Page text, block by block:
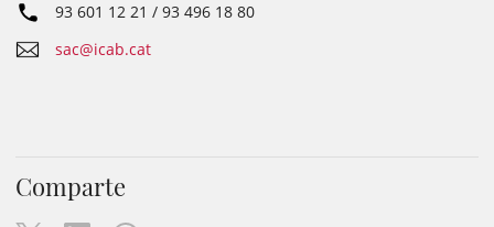
93 601 12 21 / 93 496 18 80
sac@icab.cat
Comparte